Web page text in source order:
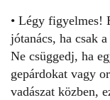
• Légy figyelmes!
jótanács, ha csak
Ne csüggedj, ha
gepárdokat vagy
vadászat közben,